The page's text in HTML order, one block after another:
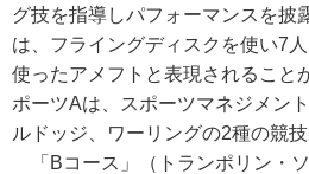
グ技を指導しパフォーマンスを披
は、フライングディスクを使い7
使ったアメフトと表現されること
ポーツAは、スポーツマネジメン
ルドッジ、ワーリングの2種の競技
「Bコース」（トランポリン・